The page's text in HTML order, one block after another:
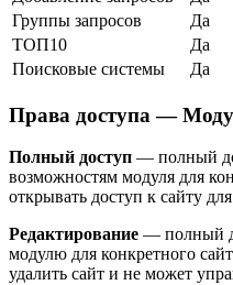
Группы запросов
Да
ТОП10
Да
Поисковые системы
Да
Права доступа —
Полный доступ — полный
возможностям модуля для
открывать доступ к сайту
Редактирование — полный
модулю для конкретного
удалить сайт и не может